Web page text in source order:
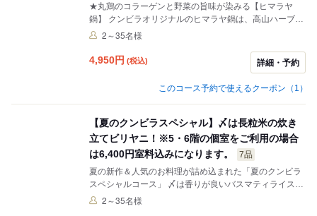
★丸鶏のコラーゲンと野菜の旨味が染みる【ヒマラヤ
鍋】 クンビラオリジナルのヒマラヤ鍋は、高山ハーブ＆
スパイスやヒマラヤの天然岩塩、天然ウコンをふんだん
込み仕込んでおります。 こちらのヒマラヤ鍋のコースで
たっぷりご満足、ご堪能頂けます。 ◆食物アレルギー等
ございましたら、お料理を変更致しますので 事前にお気
軽にお申し付けください。
2～35名様
4,950円 (税込) 詳細・予約
このコース予約で使えるクーポン（1）
【夏のクンビラスペシャル】〆は長粒米の炊き
立てビリヤニ！※5・6階の個室をご利用の場合
は6,400円室料込みになります。
7品
夏の新作＆人気のお料理が詰め込まれた「夏のクンビラ
スペシャルコース」 〆は香りが良いバスマティライスの
ビリヤニ！ 4名樣以上で飲み放題をお付けする事もでき
2～35名様